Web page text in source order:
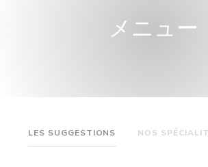
メニュー
LES SUGGESTIONS NOS